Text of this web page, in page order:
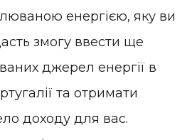
енергією, яку ви
змогу ввести ще
джерел енергії в
та отримати
доходу для вас.